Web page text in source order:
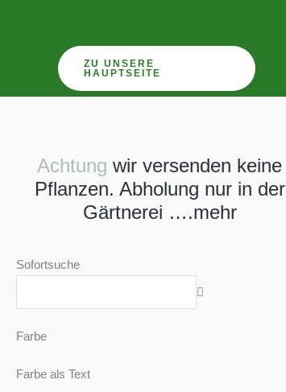
ZU UNSERE
HAUPTSEITE
Achtung wir versenden keine
Pflanzen. Abholung nur in der
Gärtnerei ….mehr
Sofortsuche
Farbe
Farbe als Text